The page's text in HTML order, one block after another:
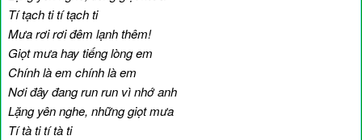
Tí tạch ti tí tạch ti
Mưa rơi rơi đêm lạnh thêm!
Giọt mưa hay tiếng lòng em
Chính là em chính là em
Nơi đây đang run run vì nhớ anh
Lặng yên nghe, những giọt mưa
Tí tà ti tí tà ti